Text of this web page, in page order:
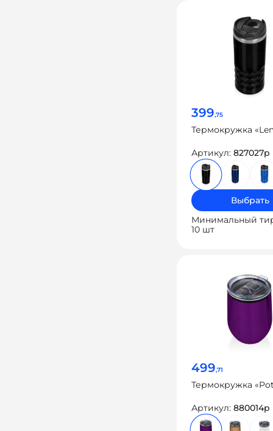
399,75
Термокружка
Артикул: 827027p
Выбрать
Минимальный
10 шт
499,71
Термокружка
Артикул: 880014p